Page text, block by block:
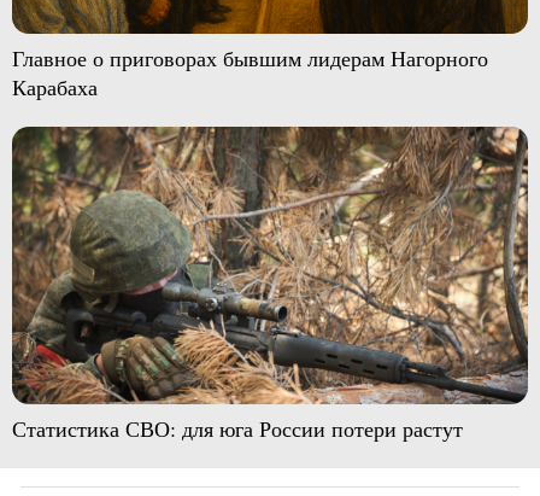
Главное о приговорах бывшим лидерам Нагорного
Карабаха
Статистика СВО: для юга России потери растут